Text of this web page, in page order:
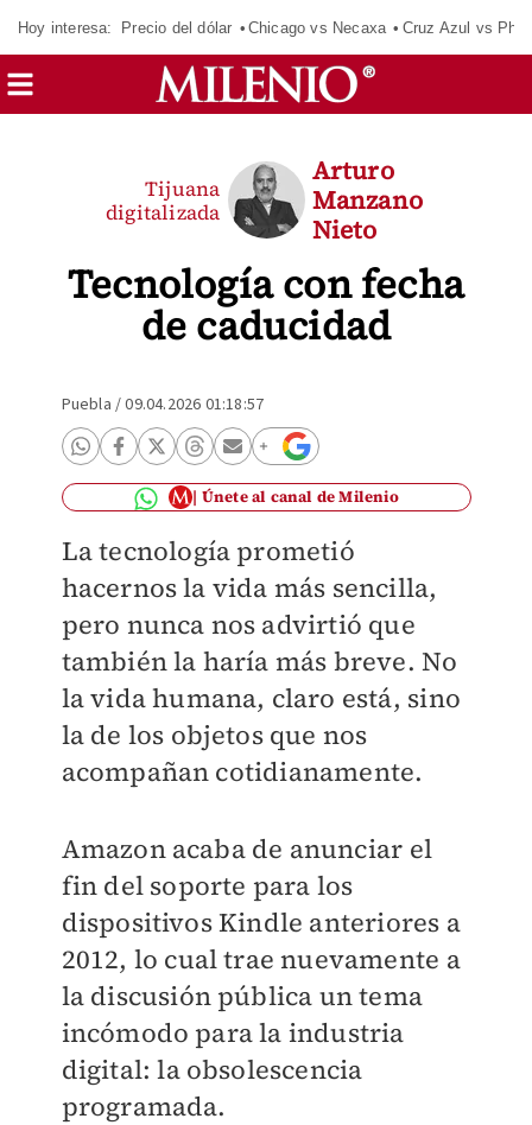
Hoy interesa: Precio del dólar Chicago vs Necaxa Cruz Azul vs
Tecnología con fecha
de caducidad
Tijuana
digitalizada
Arturo
Manzano
Nieto
Puebla /09.04.2026 01:18:57
Únete al canal de Milenio
La tecnología prometió
hacernos la vida más sencilla,
pero nunca nos advirtió que
también la haría más breve. No
la vida humana, claro está, sino
la de los objetos que nos
acompañan cotidianamente.
Amazon acaba de anunciar el
fin del soporte para los
dispositivos Kindle anteriores a
2012, lo cual trae nuevamente a
la discusión pública un tema
incómodo para la industria
digital: la obsolescencia
programada.